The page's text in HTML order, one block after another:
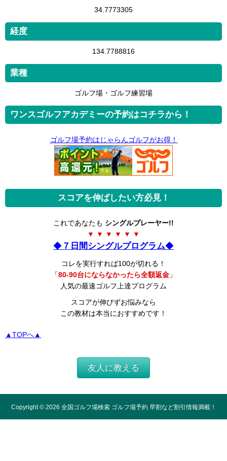
34.7773305
経度
134.7788816
業種
ゴルフ場・ゴルフ練習場
ワンスゴルフアカデミーの予約はコチラから！
ゴルフ場予約はじゃらんゴルフがお得！
スコアを伸ばしたい方必見！
これであなたも シングルプレーヤー!!
▼ ▼ ▼ ▼ ▼ ▼
◆ ７日間シングルプログラム◆
コレを実行すれば100が切れる！
「80-90台にならなかったら全額返金」
人気の最速ゴルフ上達プログラム
スコアが伸びずお悩みなら
この教材は本当におすすめです！
▲TOPへ▲
友人に教える
Copyright © 2026 全国ゴルフ場検索 ゴルフ場予約 早割など割引情報満載！